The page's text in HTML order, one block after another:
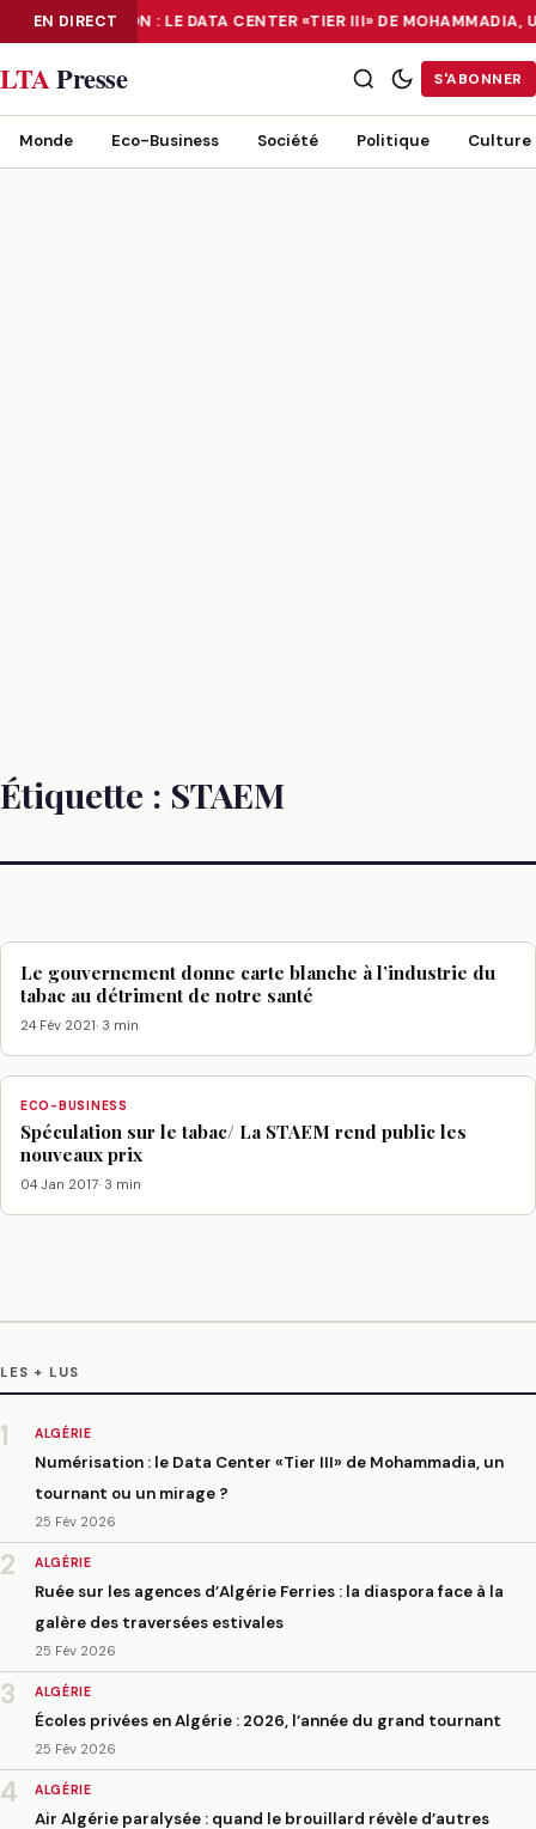
EN DIRECT
NUMÉRISATION : LE DATA CENTER «TIER III» DE
NUMÉRISATION : LE DATA CENTER «TIER III» DE MOHAMMADIA, UN
LTAPresse S'ABONNER
Monde Eco-Business Société Politique Culture
Étiquette : STAEM
Le gouvernement donne carte blanche à l’industrie du
tabac au détriment de notre santé
24 Fév 2021· 3 min
ECO-BUSINESS
Spéculation sur le tabac/ La STAEM rend public les
nouveaux prix
04 Jan 2017· 3 min
LES + LUS
1 ALGÉRIE
Numérisation : le Data Center «Tier III» de Mohammadia, un
tournant ou un mirage ?
25 Fév 2026
2 ALGÉRIE
Ruée sur les agences d’Algérie Ferries : la diaspora face à la
galère des traversées estivales
25 Fév 2026
3 ALGÉRIE
Écoles privées en Algérie : 2026, l’année du grand tournant
25 Fév 2026
4 ALGÉRIE
Air Algérie paralysée : quand le brouillard révèle d’autres